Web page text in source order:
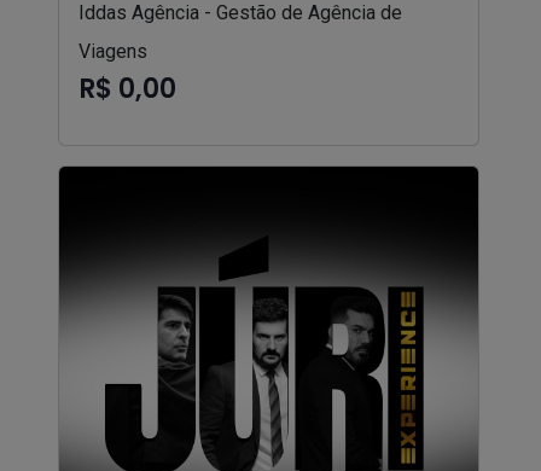
Iddas Agência - Gestão de Agência de
Viagens
R$ 0,00